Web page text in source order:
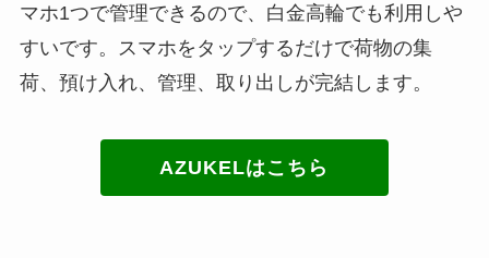
マホ1つで管理できるので、白金高輪でも利用しや
すいです。スマホをタップするだけで荷物の集
荷、預け入れ、管理、取り出しが完結します。
AZUKELはこちら